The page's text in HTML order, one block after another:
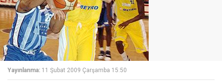
Yayınlanma: 11 Şubat 2009 Çarşamba 15:50